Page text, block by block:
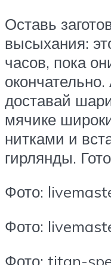
Оставь
высыхания:
часов, пока
доставай
мячике
нитками и
гирлянды.
Фото:
Фото:
Фото: titan-